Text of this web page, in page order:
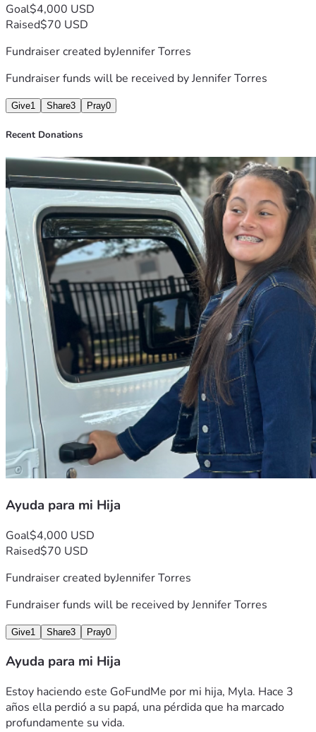
Goal$4,000 USD
Raised$70 USD
Fundraiser created byJennifer Torres
Fundraiser funds will be received byJennifer Torres
Give1 Share3 Pray0
Recent Donations
Ayuda para mi Hija
Goal$4,000 USD
Raised$70 USD
Fundraiser created byJennifer Torres
Fundraiser funds will be received byJennifer Torres
Give1 Share3 Pray0
Ayuda para mi Hija
Estoy haciendo este GoFundMe por mi hija, Myla. Hace 3
años ella perdió a su papá, una pérdida que ha marcado
profundamente su vida.